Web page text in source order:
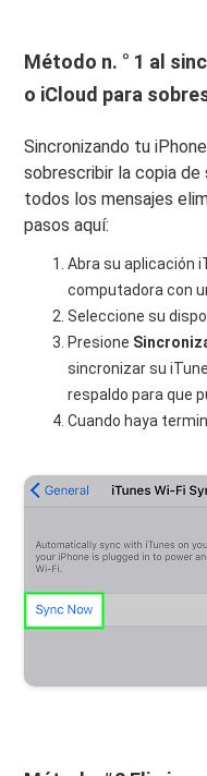
Método n. ° 1 al
o iCloud para
Sincronizando tu
sobrescribir la copia
todos los mensajes
pasos aquí:
Abra su aplicación
computadora con
Seleccione su
Presione
sincronizar su
respaldo para que
Cuando haya